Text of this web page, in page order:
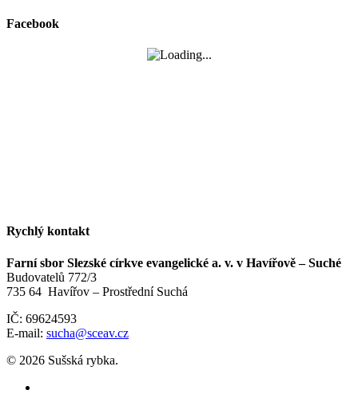
Facebook
Rychlý kontakt
Farní sbor Slezské církve evangelické a. v. v Havířově – Suché
Budovatelů 772/3
735 64 Havířov – Prostřední Suchá
IČ: 69624593
E-mail: sucha@sceav.cz
© 2026 Sušská rybka.